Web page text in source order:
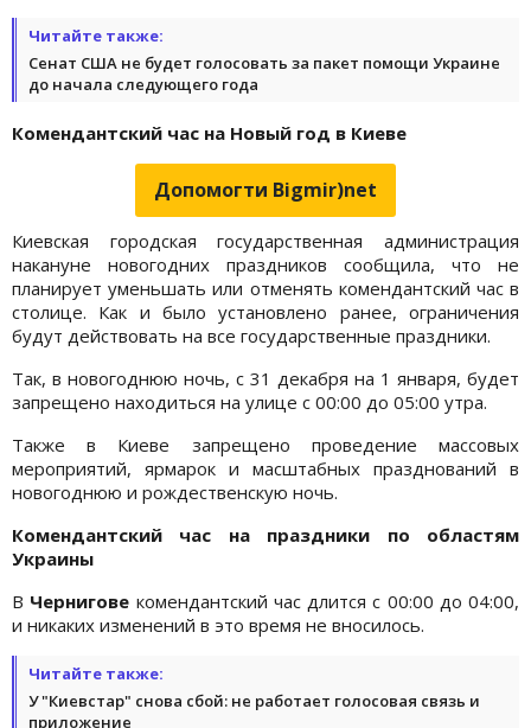
Читайте также:
Сенат США не будет голосовать за пакет помощи Украине
до начала следующего года
Комендантский час на Новый год в Киеве
Допомогти Bigmir)net
Киевская городская государственная администрация
накануне новогодних праздников сообщила, что не
планирует уменьшать или отменять комендантский час в
столице. Как и было установлено ранее, ограничения
будут действовать на все государственные праздники.
Так, в новогоднюю ночь, с 31 декабря на 1 января, будет
запрещено находиться на улице с 00:00 до 05:00 утра.
Также в Киеве запрещено проведение массовых
мероприятий, ярмарок и масштабных празднований в
новогоднюю и рождественскую ночь.
Комендантский час на праздники по областям
Украины
В Чернигове комендантский час длится с 00:00 до 04:00,
и никаких изменений в это время не вносилось.
Читайте также:
У "Киевстар" снова сбой: не работает голосовая связь и
приложение